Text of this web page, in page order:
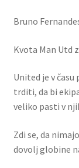
Bruno
Kvota Man Utd
United je v času
trditi, da bi
veliko pasti v
Zdi se, da
dovolj globine